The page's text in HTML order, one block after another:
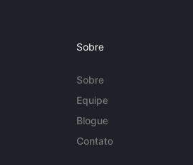
Sobre
Sobre
Equipe
Blogue
Contato